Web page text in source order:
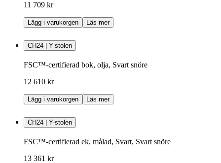
11 709 kr
Lägg i varukorgen Läs mer
CH24 | Y-stolen
FSC™-certifierad bok, olja, Svart snöre
12 610 kr
Lägg i varukorgen Läs mer
CH24 | Y-stolen
FSC™-certifierad ek, målad, Svart, Svart snöre
13 361 kr